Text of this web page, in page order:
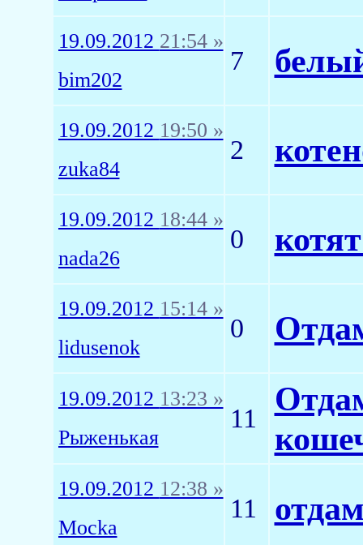
19.09.2012 21:54 »
bim202
7
19.09.2012 19:50 »
zuka84
2
19.09.2012 18:44 »
nada26
0
19.09.2012 15:14 »
lidusenok
0
19.09.2012 13:23 »
Рыженькая
11
19.09.2012 12:38 »
Mocka
11